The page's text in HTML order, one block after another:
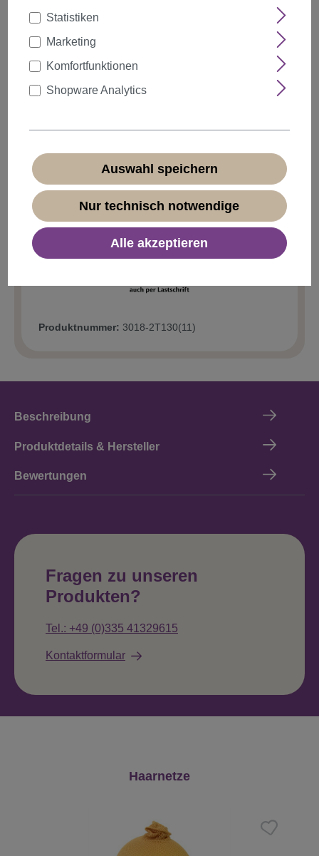
ab 20
17,99 €*
Sofort verfügbar, Lieferzeit 1-3 Tage
In den Warenkorb
Produktnummer: 3018-2T130(11)
Beschreibung
Produktdetails & Hersteller
Bewertungen
Fragen zu unseren
Produkten?
Tel.: +49 (0)335 41329615
Kontaktformular
Produktgalerie überspringen
Haarnetze
Statistiken
Marketing
Komfortfunktionen
Shopware Analytics
Auswahl speichern
Nur technisch notwendige
Alle akzeptieren